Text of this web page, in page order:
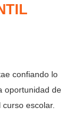
confiando lo
oportunidad de
escolar.